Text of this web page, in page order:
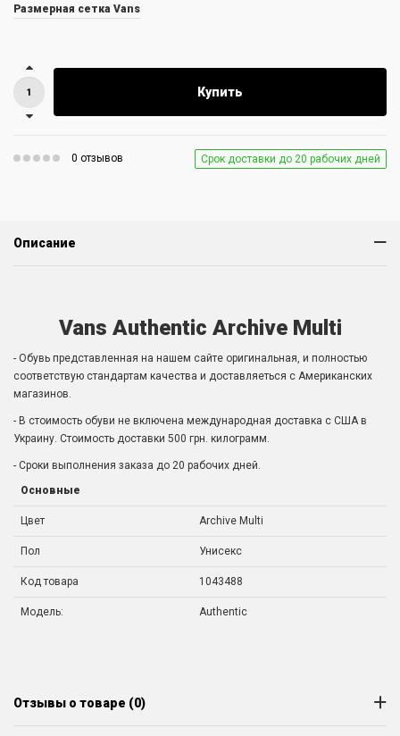
Размерная сетка Vans
Купить
0 отзывов Срок доставки до 20 рабочих дней
Описание
Vans Authentic Archive Multi
- Обувь представленная на нашем сайте оригинальная, и полностью
соответствую стандартам качества и доставляеться с Американских
магазинов.
- В стоимость обуви не включена международная доставка с США в
Украину. Стоимость доставки 500 грн. килограмм.
- Сроки выполнения заказа до 20 рабочих дней.
Основные
Цвет Archive Multi
Пол Унисекс
Код товара 1043488
Модель: Authentic
Отзывы о товаре (0)